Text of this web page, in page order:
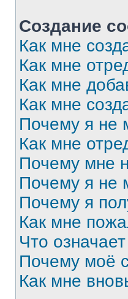
Создание
Как мне
Как мне
Как мне
Как мне
Почему я не
Как мне
Почему мне
Почему я не
Почему я
Как мне
Что
Почему моё
Как мне